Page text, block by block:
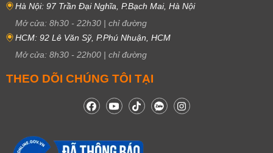
Hà Nội: 97 Trần Đại Nghĩa, P.Bạch Mai, Hà Nội
Mở cửa: 8h30 - 22h30 | chỉ đường
HCM: 92 Lê Văn Sỹ, P.Phú Nhuận, HCM
Mở cửa: 8h30 - 22h00 | chỉ đường
THEO DÕI CHÚNG TÔI TẠI